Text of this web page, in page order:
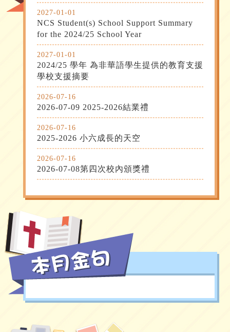
入學申請
家長教師會
校友會
2027-01-01
NCS Student(s) School Support Summary
for the 2024/25 School Year
2027-01-01
2024/25 學年 為非華語學生提供的教育支援
學校支援摘要
2026-07-16
2026-07-09 2025-2026結業禮
2026-07-16
2025-2026 小六成長的天空
2026-07-16
2026-07-08第四次校內頒獎禮